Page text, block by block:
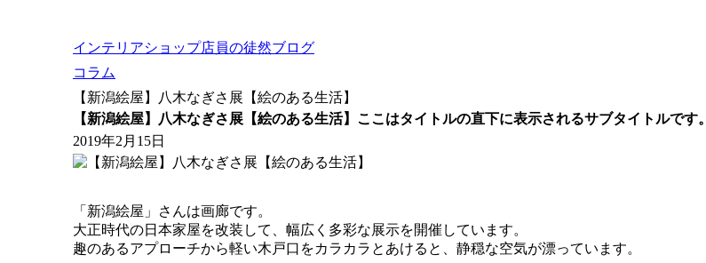
インテリアショップ店員の徒然ブログ
コラム
【新潟絵屋】八木なぎさ展【絵のある生活】
【新潟絵屋】八木なぎさ展【絵のある生活】 ここはタイトルの直下に表示されるサブタイトルです。
2019年2月15日
「新潟絵屋」さんは画廊です。
大正時代の日本家屋を改装して、幅広く多彩な展示を開催しています。
趣のあるアプローチから軽い木戸口をカラカラとあけると、静穏な空気が漂っています。